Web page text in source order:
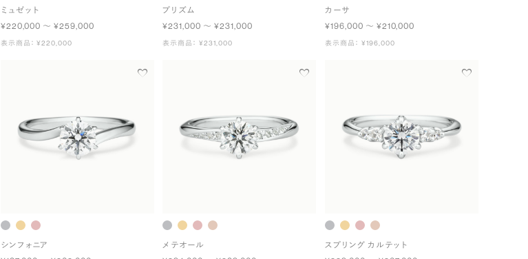
ミュゼット
¥220,000 〜 ¥259,000
表示商品： ¥220,000
プリズム
¥231,000 〜 ¥231,000
表示商品： ¥231,000
カーサ
¥196,000 〜 ¥210,000
表示商品： ¥196,000
シンフォニア
メテオール
スプリング カルテット